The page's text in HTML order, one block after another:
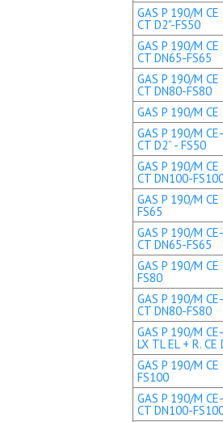
GAS P 190/M CE
CT D2"-FS50
GAS P 190/M CE
CT DN65-FS65
GAS P 190/M CE
CT DN80-FS80
GAS P 190/M CE
GAS P 190/M
CT D2” - FS50
GAS P 190/M CE
CT DN100-
GAS P 190/M
FS65
GAS P 190/M
CT DN65-FS65
GAS P 190/M
FS80
GAS P 190/M
CT DN80-FS80
GAS P 190/M CE-
LX TL EL + R. CE
GAS P 190/M
FS100
GAS P 190/M
CT DN100-